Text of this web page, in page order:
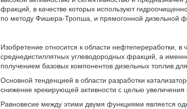
фракций, в качестве которых используют
по методу Фишера-Тропша, и прямогонной дизельной
Изобретение относится к области нефтепереработки, в
среднедистиллятных углеводородных фракций, а
получением базовых компонентов дизельных топлив
Основной тенденцией в области разработки
снижение крекирующей активности с целью увеличения
Равновесие между этими двумя функциями является